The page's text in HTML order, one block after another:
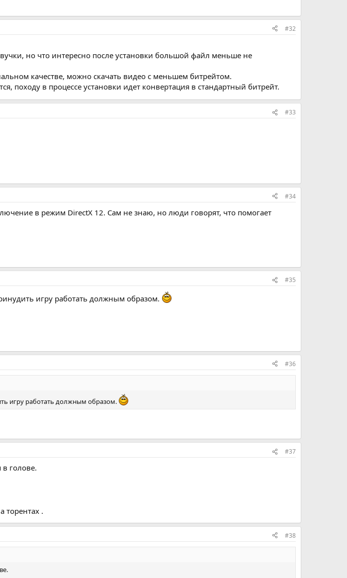
#32
но что интересно после установки большой файл меньше не
качестве, можно скачать видео с меньшем битрейтом.
походу в процессе установки идет конвертация в стандартный битрейт.
#33
#34
в режим DirectX 12. Сам не знаю, но люди говорят, что помогает
#35
игру работать должным образом.
#36
игру работать должным образом.
#37
голове.
торентах .
#38